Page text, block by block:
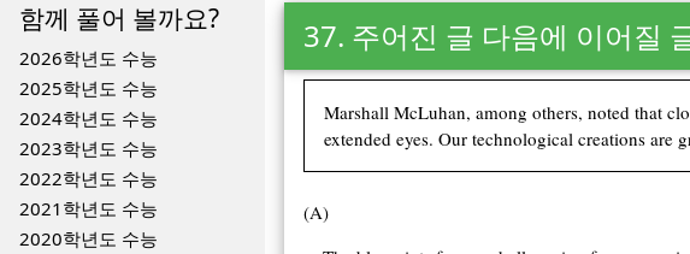
함께 풀어 볼까요?
2026학년도 수능
2025학년도 수능
2024학년도 수능
2023학년도 수능
2022학년도 수능
2021학년도 수능
2020학년도 수능
37. 주어진 글 다음에 이어질
Marshall McLuhan, among others, noted that
extended eyes. Our technological creations are
(A)